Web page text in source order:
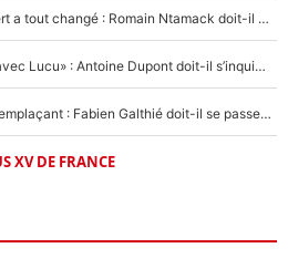
XV de France - Matthieu Jalibert a tout changé : Romain Ntamack doit-il s’inquiéter pour sa place à un an de la Coupe du monde ?
«Le XV de France est meilleur avec Lucu» : Antoine Dupont doit-il s’inquiéter pour sa place ?
Le XV de France a trouvé son remplaçant : Fabien Galthié doit-il se passer d'Antoine Dupont ?
XV DE FRANCE